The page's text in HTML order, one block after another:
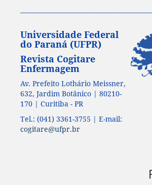
Universidade Federal
do Paraná (UFPR)
Revista Cogitare
Enfermagem
Av. Prefeito Lothário Meissner,
632, Jardim Botânico | 80210-
170 | Curitiba - PR
Tel.: (041) 3361-3755 | E-mail:
cogitare@ufpr.br